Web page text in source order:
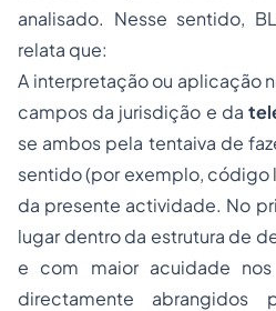
analisado. Nesse sentido,
relata que:
A interpretação ou aplicação
campos da jurisdição e da
se ambos pela tentaiva de
sentido (por exemplo, código
da presente actividade. No
lugar dentro da estrutura de
e com maior acuidade
directamente